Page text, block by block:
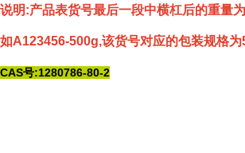
说明:产品表货号最后一段中横杠后的重量
如A123456-500g,该货号对应的包装规格为
CAS号:1280786-80-2